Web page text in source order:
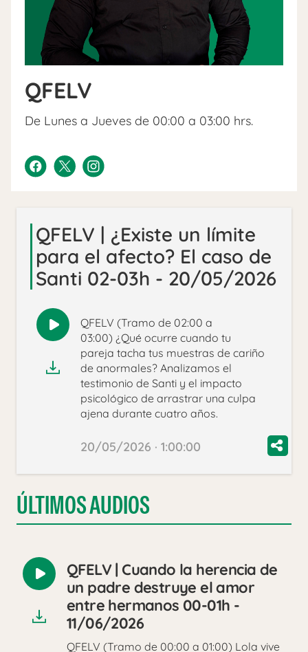
QFELV
De Lunes a Jueves de 00:00 a 03:00 hrs.
QFELV | ¿Existe un límite
para el afecto? El caso de
Santi 02-03h - 20/05/2026
Reproducir
audio
QFELV (Tramo de 02:00 a
03:00) ¿Qué ocurre cuando tu
pareja tacha tus muestras de cariño
de anormales? Analizamos el
testimonio de Santi y el impacto
psicológico de arrastrar una culpa
ajena durante cuatro años.
20/05/2026 · 1:00:00
ÚLTIMOS AUDIOS
Reproducir
audio
QFELV | Cuando la herencia de
un padre destruye el amor
entre hermanos 00-01h -
11/06/2026
QFELV (Tramo de 00:00 a 01:00) Lola vive